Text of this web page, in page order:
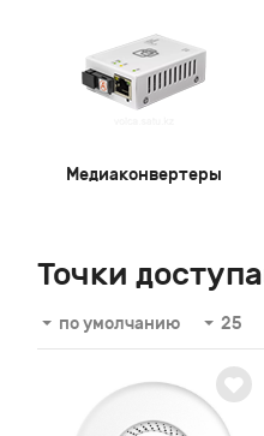
Медиаконвертеры
Точки доступа
по умолчанию 25